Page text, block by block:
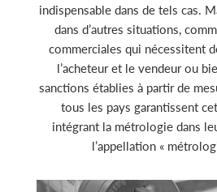
indispensable dans de tels cas.
dans d’autres situations,
commerciales qui nécessitent
l’acheteur et le vendeur ou
sanctions établies à partir de
tous les pays garantissent
intégrant la métrologie dans
l’appellation «